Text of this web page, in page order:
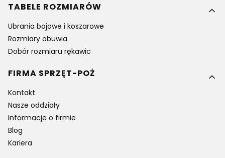
TABELE ROZMIARÓW
Ubrania bojowe i koszarowe
Rozmiary obuwia
Dobór rozmiaru rękawic
FIRMA SPRZĘT-POŻ
Kontakt
Nasze oddziały
Informacje o firmie
Blog
Kariera